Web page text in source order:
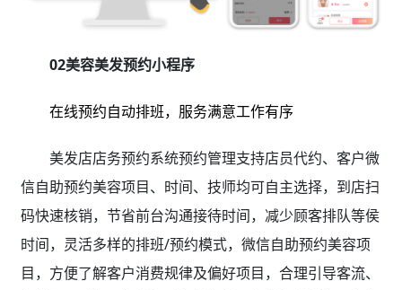
02美容美发预约小程序
在线预约自动排班，服务满意工作有序
美发店店务预约系统预约管理支持店员代约、客户微
信自助预约美容项目、时间、技师均可自主选择，到店扫
码快速核销，节省前台沟通接待时间，减少顾客排队等侯
时间，灵活多样的排班/预约模式，微信自助预约美容项
目，方便了解客户消费规律及偏好项目，合理引导客流、